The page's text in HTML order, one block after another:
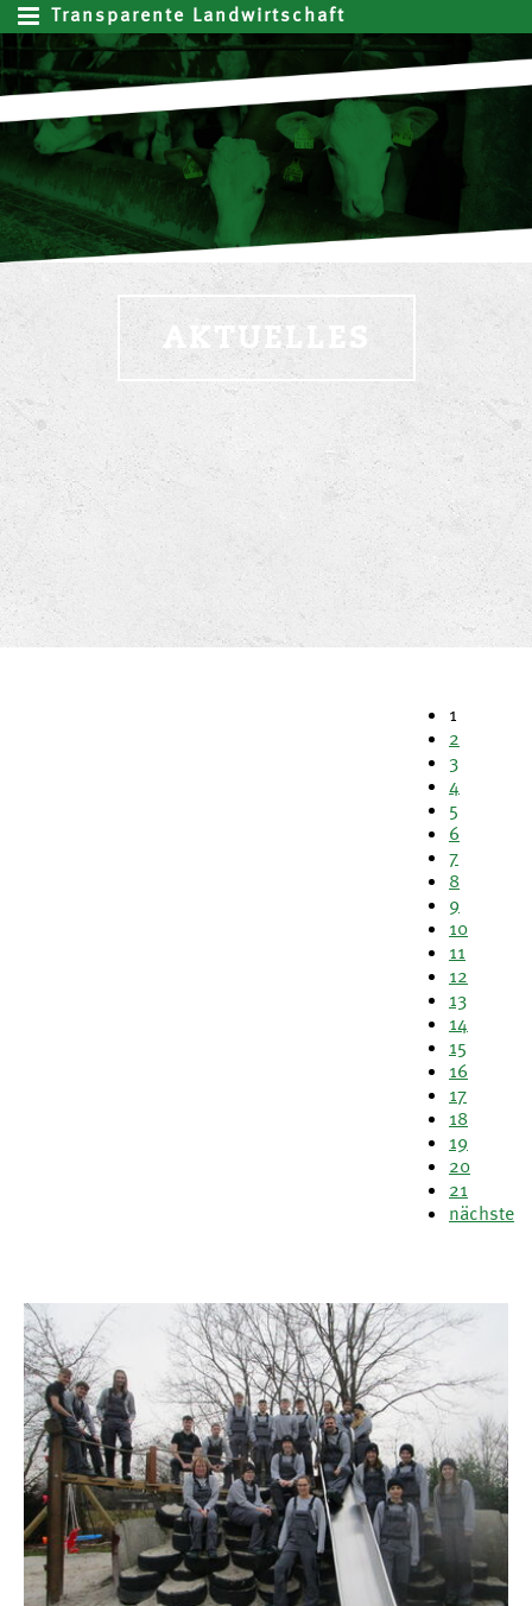
Transparente Landwirtschaft
AKTUELLES
1
2
3
4
5
6
7
8
9
10
11
12
13
14
15
16
17
18
19
20
21
nächste